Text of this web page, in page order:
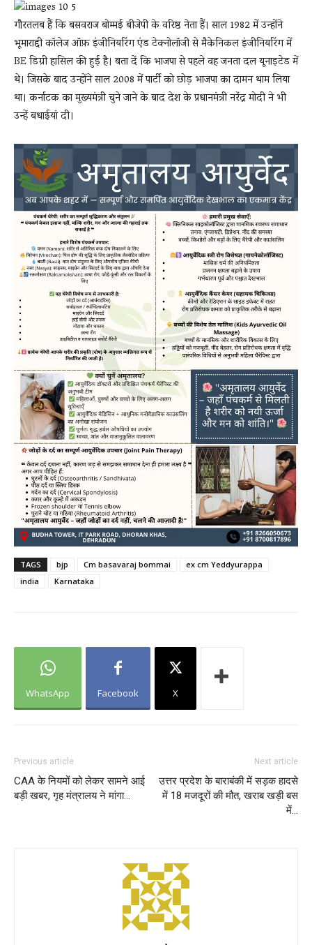
गौरतलब हैं कि बसवराज बोम्मई बीजेपी के वरिष्ठ नेता हैं। साल 1982 में उन्होंने
भूमाराद्दी कॉलेज ऑफ़ इंजीनियरिंग एंड टेक्नोलॉजी से मैकेनिकल इंजीनियरिंग में
BE डिग्री हासिल की हुई है। बता दें कि भाजपा से पहले वह जनता दल यूनाइटेड में
थे। जिसके बाद उन्होंने साल 2008 में पार्टी को छोड़ भाजपा का दामन थाम लिया
था। कर्नाटक का मुख्यमंत्री चुने जाने के बाद देश के प्रधानमंत्री नरेंद्र मोदी ने भी
उन्हें बधाईयां दी।
TAGS bjp Cm basavaraj bommai
ex cm Yeddyurappa
india
Karnataka
WhatsApp Facebook X
Previous article
CAA के नियमों को लेकर सामने आई
बड़ी खबर, गृह मंत्रालय ने मांगा…
Next article
उत्तर प्रदेश के बाराबंकी में सड़क हादसे
में 18 मजदूरों की मौत, खराब खड़ी बस
में…